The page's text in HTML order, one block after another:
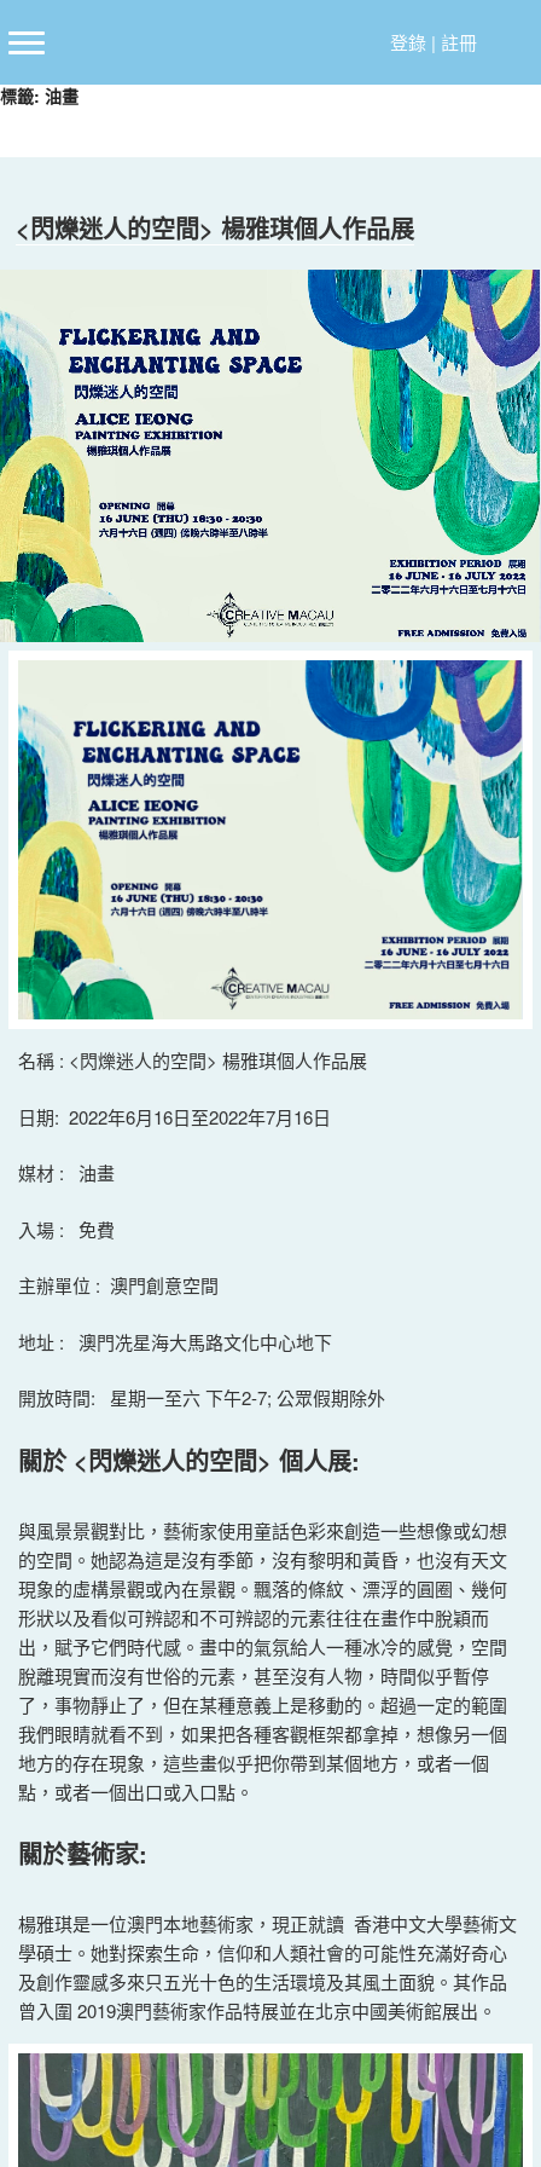
至
要
登錄| 註冊
標籤: 油畫
<閃爍迷人的空間> 楊雅琪個人作品展
名稱 : <閃爍迷人的空間> 楊雅琪個人作品展
日期: 2022年6月16日至2022年7月16日
媒材 : 油畫
入場 : 免費
主辦單位 : 澳門創意空間
地址 : 澳門冼星海大馬路文化中心地下
開放時間: 星期一至六 下午2-7; 公眾假期除外
關於 <閃爍迷人的空間> 個人展:
與風景景觀對比，藝術家使用童話色彩來創造一些想像或幻想
的空間。她認為這是沒有季節，沒有黎明和黃昏，也沒有天文
現象的虛構景觀或內在景觀。飄落的條紋、漂浮的圓圈、幾何
形狀以及看似可辨認和不可辨認的元素往往在畫作中脫穎而
出，賦予它們時代感。畫中的氣氛給人一種冰冷的感覺，空間
脫離現實而沒有世俗的元素，甚至沒有人物，時間似乎暫停
了，事物靜止了，但在某種意義上是移動的。超過一定的範圍
我們眼睛就看不到，如果把各種客觀框架都拿掉，想像另一個
地方的存在現象，這些畫似乎把你帶到某個地方，或者一個
點，或者一個出口或入口點。
關於藝術家:
楊雅琪是一位澳門本地藝術家，現正就讀 香港中文大學藝術文
學碩士。她對探索生命，信仰和人類社會的可能性充滿好奇心
及創作靈感多來只五光十色的生活環境及其風土面貌。其作品
曾入圍 2019澳門藝術家作品特展並在北京中國美術館展出。